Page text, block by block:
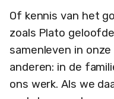
Of kennis van het
zoals Plato
samenleven in
anderen: in de
ons werk. Als we